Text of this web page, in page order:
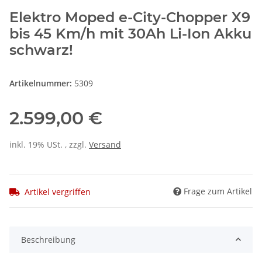
Elektro Moped e-City-Chopper X9
bis 45 Km/h mit 30Ah Li-Ion Akku
schwarz!
Artikelnummer: 5309
2.599,00 €
inkl. 19% USt. , zzgl. Versand
Artikel vergriffen Frage zum Artikel
Beschreibung